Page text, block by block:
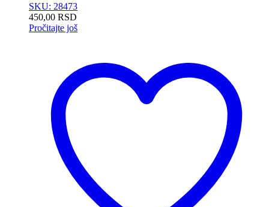
SKU: 28473
450,00 RSD
Pročitajte još